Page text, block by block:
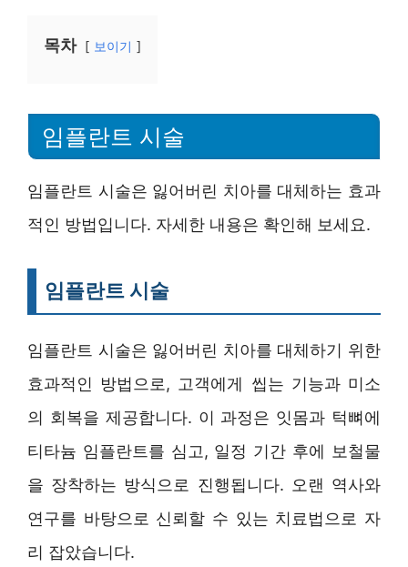
목차 보이기
임플란트 시술
임플란트 시술은 잃어버린 치아를 대체하는 효과
적인 방법입니다. 자세한 내용은 확인해 보세요.
임플란트 시술
임플란트 시술은 잃어버린 치아를 대체하기 위한
효과적인 방법으로, 고객에게 씹는 기능과 미소
의 회복을 제공합니다. 이 과정은 잇몸과 턱뼈에
티타늄 임플란트를 심고, 일정 기간 후에 보철물
을 장착하는 방식으로 진행됩니다. 오랜 역사와
연구를 바탕으로 신뢰할 수 있는 치료법으로 자
리 잡았습니다.